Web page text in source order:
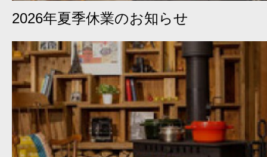
2026年夏季休業のお知らせ